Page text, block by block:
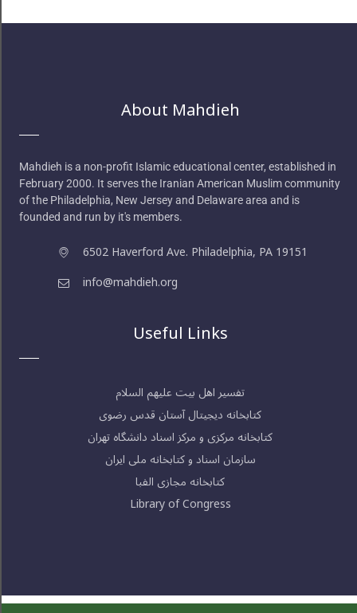
About Mahdieh
Mahdieh is a non-profit Islamic educational center, established in
February 2000. It serves the Iranian American Muslim community
of the Philadelphia, New Jersey and Delaware area and is
founded and run by it's members.
6502 Haverford Ave. Philadelphia, PA 19151
info@mahdieh.org
Useful Links
تفسیر اهل بیت علیهم السلام
کتابخانه دیجیتال آستان قدس رضوی
کتابخانه مرکزی و مرکز اسناد دانشگاه تهران
سازمان اسناد و کتابخانه ملی ایران
کتابخانه مجازی الفبا
Library of Congress